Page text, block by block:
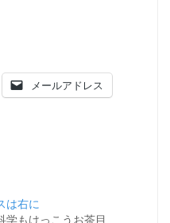
メールアドレス
は右に
学もけっこうお茶目